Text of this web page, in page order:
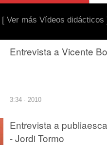
[ Ver más Vídeos didácticos
Entrevista a Vicente
3:34 · 2010
Entrevista a
- Jordi Tormo